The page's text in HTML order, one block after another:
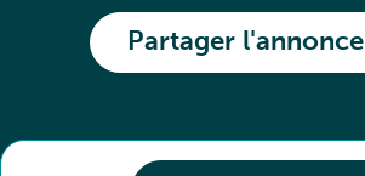
Partager l'annonce